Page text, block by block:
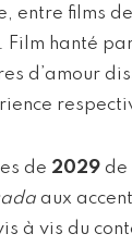
entre films
Film hanté
d’amour
de 2029 de
aux
à vis du